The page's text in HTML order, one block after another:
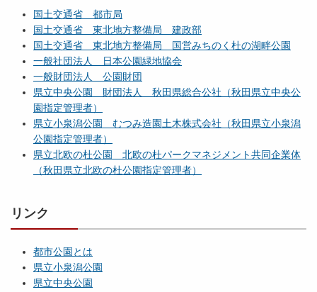
国土交通省 都市局
国土交通省 東北地方整備局 建政部
国土交通省 東北地方整備局 国営みちのく杜の湖畔公園
一般社団法人 日本公園緑地協会
一般財団法人 公園財団
県立中央公園 財団法人 秋田県総合公社（秋田県立中央公
園指定管理者）
県立小泉潟公園 むつみ造園土木株式会社（秋田県立小泉潟
公園指定管理者）
県立北欧の杜公園 北欧の杜パークマネジメント共同企業体
（秋田県立北欧の杜公園指定管理者）
リンク
都市公園とは
県立小泉潟公園
県立中央公園